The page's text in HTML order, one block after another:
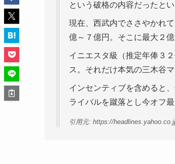
という破格の内容だったとい
現在、西武内でささやかれ
億～７億円。そこに最大２
イニエスタ級（推定年俸３
ス。それだけ本気の三木谷
インセンティブを含めると
ライバルを蹴落とし今オフ
引用元: https://